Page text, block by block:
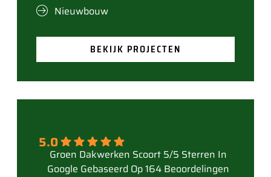
Nieuwbouw
BEKIJK PROJECTEN
5.0
Gebaseerd Op 164 Beoordelingen